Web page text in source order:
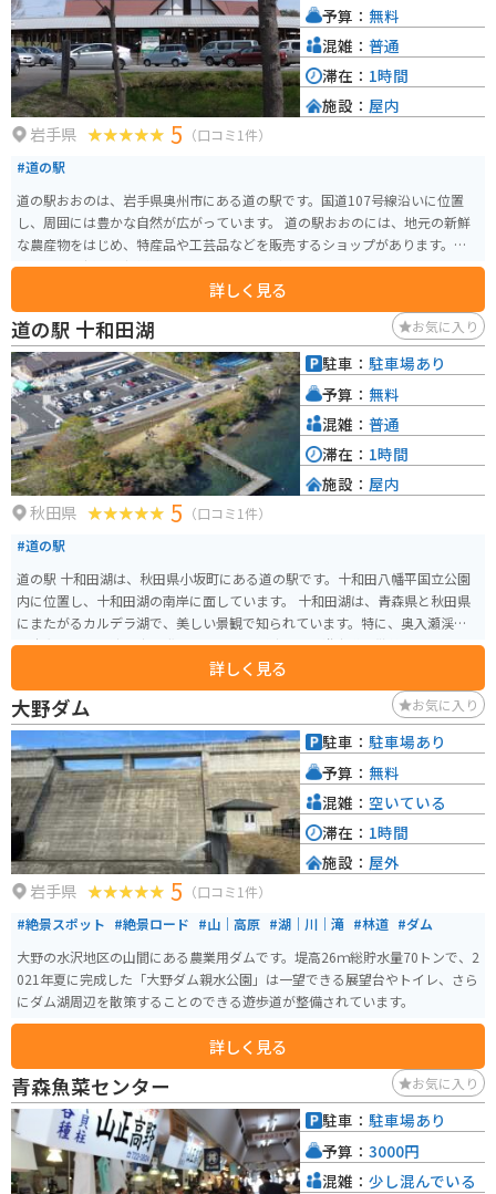
トです。
岩手県 5 （口コミ1件）
#道の駅
道の駅おおのは、岩手県奥州市にある道の駅です。国道107号線沿いに位置
し、周囲には豊かな自然が広がっています。 道の駅おおのには、地元の新鮮
な農産物をはじめ、特産品や工芸品などを販売するショップがあります。特
に、地元で採れた新鮮な野菜や果物は人気があります。また、レストランで
は、地元の食材を使用した郷土料理や麺類などを味わうことができます。 バ
イクで訪れる場合、道の駅おおのは広い駐車場を備えているため、安心して
駐車できます。周辺には、奥州藤原氏の歴史を感じられる史跡や、自然豊か
な公園など、ツーリングスポットも点在しています。 道の駅おおのは、地元
の人々との交流も楽しめる場所です。訪れた際には、ぜひ地元の人々に声を
かけてみてください。地元の穴場情報などを教えてもらえるかもしれませ
ん。
詳しく見る
予算： 無料
混雑： 普通
滞在： 1時間
施設： 屋内
道の駅 十和田湖 お気に入り
秋田県 5 （口コミ1件）
#道の駅
道の駅 十和田湖は、秋田県小坂町にある道の駅です。十和田八幡平国立公園
内に位置し、十和田湖の南岸に面しています。 十和田湖は、青森県と秋田県
にまたがるカルデラ湖で、美しい景観で知られています。特に、奥入瀬渓流
は十和田湖から流れ出す唯一の河川で、渓流沿いの遊歩道は散策に最適で
す。新緑や紅葉の時期は特に美しく、多くの観光客が訪れます。湖畔には遊覧
船乗り場もあり、湖上から景色を楽しむこともできます。 道の駅 十和田湖
は、休憩所やレストラン、売店などが併設されており、十和田湖観光の拠点
として便利です。売店では、地元の特産品やお土産を購入することができま
す。また、近隣には温泉施設もあり、ゆったりと過ごすことができます。 バ
イクで訪れる場合は、奥入瀬渓流の道路は快適に走ることができ、景色を楽
しみながらツーリングを楽しめます。ただし、奥入瀬渓流は一方通行区間が
あるので注意が必要です。また、駐車場は広く、バイクの駐車スペースも確
保されています。 十和田湖周辺は、自然豊かな場所で、四季折々の景色を楽
しむことができます。春の新緑、夏の深緑、秋の紅葉、冬の雪景色と、どの
季節に訪れても素晴らしい景色を堪能できます。また、周辺にはキャンプ場
元の名産品としては、十和田湖で獲れるヒメマスを使った料理や、秋田名物
のきりたんぽ、稲庭うどん、比内地鶏などが挙げられます。道の駅 十和田湖
のレストランでも、地元の食材を使った料理を楽しむことができます。 見ど
ころとしては、十和田湖、奥入瀬渓流、乙女の像、瞰湖台などがあります。
瞰湖台からは十和田湖を一望でき、美しい景色を写真に収めることができま
詳しく見る
駐車： 駐車場あり
予算： 無料
混雑： 普通
滞在： 1時間
施設： 屋内
大野ダム お気に入り
岩手県 5 （口コミ1件）
#絶景スポット #絶景ロード #山｜高原 #湖｜川｜滝 #林道 #ダム
大野の水沢地区の山間にある農業用ダムです。堤高26ｍ総貯水量70トンで、2
021年夏に完成した「大野ダム親水公園」は一望できる展望台やトイレ、さら
にダム湖周辺を散策することのできる遊歩道が整備されています。
詳しく見る
駐車： 駐車場あり
予算： 無料
混雑： 空いている
滞在： 1時間
施設： 屋外
青森魚菜センター お気に入り
駐車： 駐車場あり
予算： 3000円
混雑： 少し混んでいる